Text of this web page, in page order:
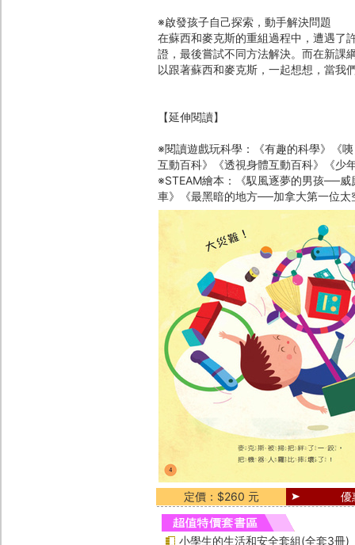
※啟發孩子自己探索，動手解決問題
在蘇西和麥克斯的重組過程中，遭遇了
證，最後嘗試不同方法解決。而在新課
以跟著蘇西和麥克斯，一起想想，當我
【延伸閱讀】
※閱讀遊戲玩科學：《有趣的科學》《
互動百科》《透視身體互動百科》《少
※STEAM繪本：《馭風逐夢的男孩──
車》《最黑暗的地方──加拿大第一位太
定價：$260 元 優
小學生的生活和安全套組(全套3冊)